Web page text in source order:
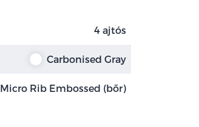
4 ajtós
Carbonised Gray
Micro Rib Embossed (bőr)